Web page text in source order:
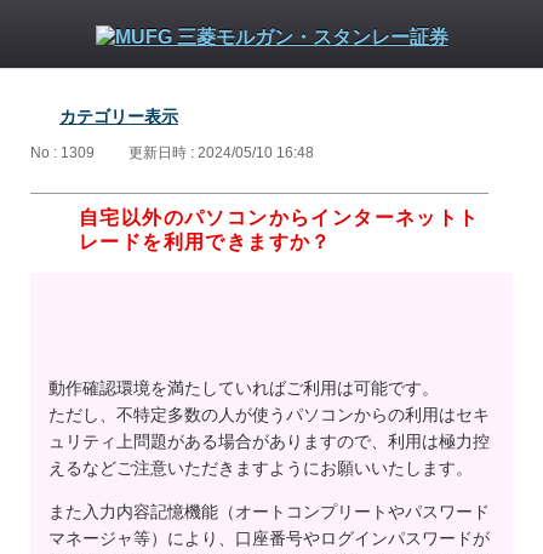
カテゴリー表示
No : 1309 更新日時 : 2024/05/10 16:48
自宅以外のパソコンからインターネットト
レードを利用できますか？
動作確認環境を満たしていればご利用は可能です。
ただし、不特定多数の人が使うパソコンからの利用はセキ
ュリティ上問題がある場合がありますので、利用は極力控
えるなどご注意いただきますようにお願いいたします。
また入力内容記憶機能（オートコンプリートやパスワード
マネージャ等）により、口座番号やログインパスワードが